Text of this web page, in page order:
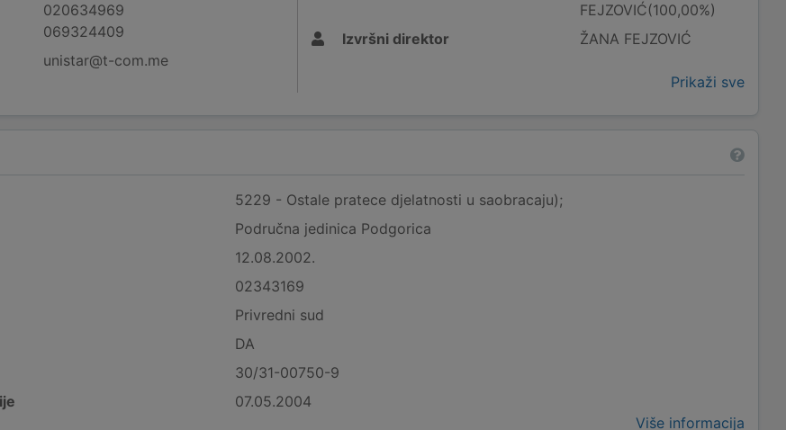
020634969
069324409
unistar@t-com.me
FEJZOVIĆ(100,00%)
Izvršni direktor
ŽANA FEJZOVIĆ
Prikaži sve
5229 - Ostale pratece djelatnosti u saobracaju);
Područna jedinica Podgorica
12.08.2002.
02343169
Privredni sud
DA
30/31-00750-9
07.05.2004
Više informacija